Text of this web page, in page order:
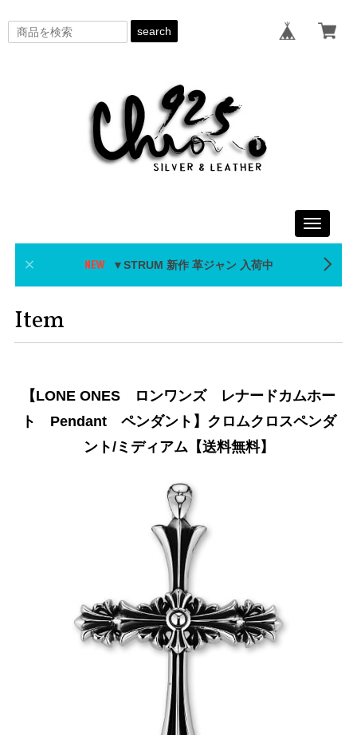
search
Toggle
▼STRUM 新作 革ジャン 入荷中
Item
【LONE ONES ロンワンズ レナードカムホー
ト Pendant ペンダント】クロムクロスペンダ
ント/ミディアム【送料無料】